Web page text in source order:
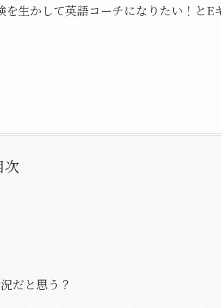
生かして英語コーチになりたい！とE
次
だと思う？